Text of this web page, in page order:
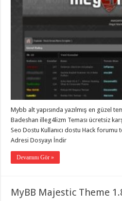
taşımacılık,
taşımacılık,
gaziantep
gaziantep
evden
taşımacılık,
gaziantep
taşımacılık,
taşımacılık,
Mybb alt yapısında yazılmış en güzel
Badeshan illeg4lizm Teması ücretsiz
Seo Dostu Kullanıcı dostu Hack forumu
Adresi Dosyayı İndir
Devamını Gör »
MyBB Majestic Theme